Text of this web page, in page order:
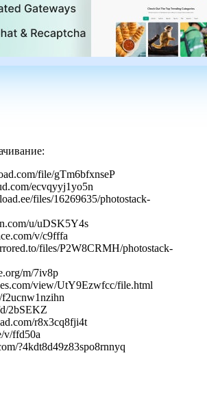
file/gTm6bfxnseP
ecvqyyj1yo5n
files/16269635/photostack-
u/uDSK5Y4s
v/c9fffa
files/P2W8CRMH/photostack-
m/7iv8p
view/UtY9Ezwfcc/file.html
2bSEKZ
r8x3cq8fji4t
v/ffd50a
?4kdt8d49z83spo8rnnyq